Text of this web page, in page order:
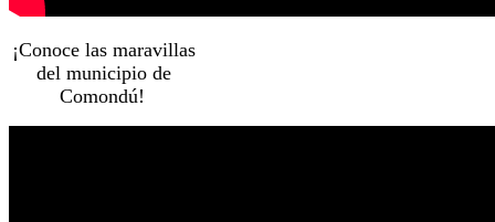
¡Conoce las maravillas
del municipio de
Comondú!